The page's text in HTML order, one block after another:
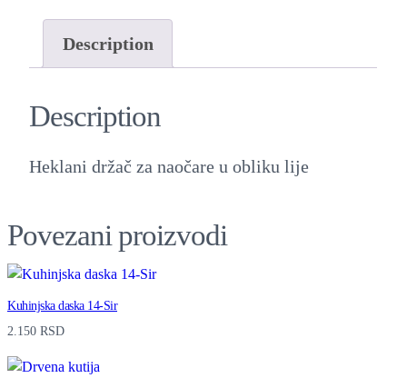
Description
Description
Heklani držač za naočare u obliku lije
Povezani proizvodi
Kuhinjska daska 14-Sir
2.150 RSD